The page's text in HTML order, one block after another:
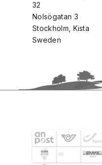
32
Nolsögatan 3
Stockholm, Kista
Sweden